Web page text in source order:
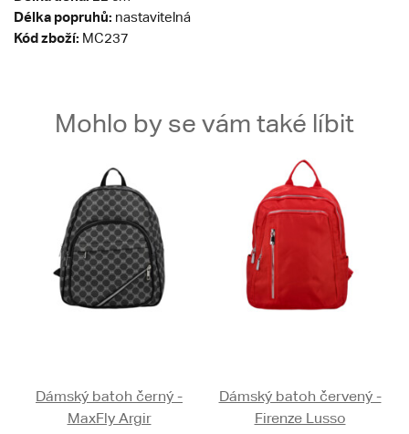
Délka popruhů: nastavitelná
Kód zboží: MC237
Mohlo by se vám také líbit
Dámský batoh černý -
MaxFly Argir
Dámský batoh červený -
Firenze Lusso